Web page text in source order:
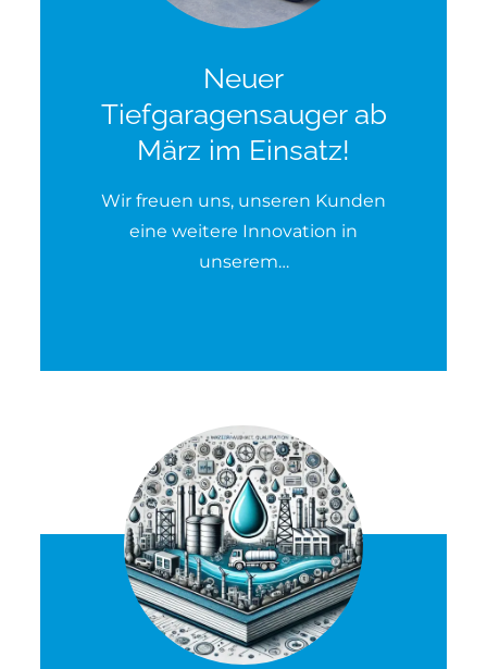
Neuer
Tiefgaragensauger ab
März im Einsatz!
Wir freuen uns, unseren Kunden
eine weitere Innovation in
unserem…